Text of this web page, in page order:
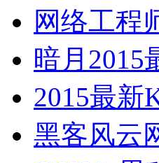
网络工程
暗月2015
2015最新
黑客风云